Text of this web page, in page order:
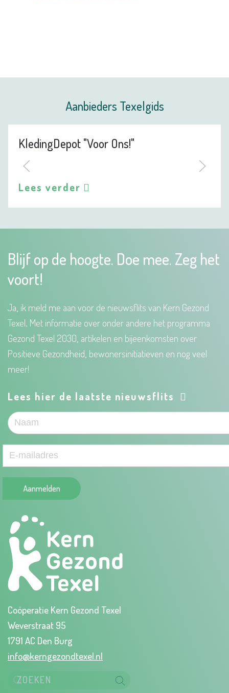
Aanbieders Texelgids
KledingDepot "Voor Ons!"
Lees verder
Blijf op de hoogte. Doe mee. Zeg het
voort!
Ja, ik meld me aan voor de nieuwsflits van Kern Gezond
Texel. Met informatie over onder andere het programma
Gezond Texel 2030, artikelen en bijeenkomsten over
Positieve Gezondheid, bewonersinitiatieven en nog veel
meer!
Lees hier de laatste nieuwsflits
Aanmelden
Coöperatie Kern Gezond Texel
Weverstraat 95
1791 AC Den Burg
info@kerngezondtexel.nl